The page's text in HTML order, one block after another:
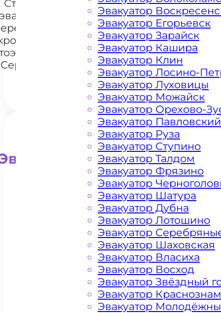
Стоимость
и
+7 985 222 99 01
для
Эвакуатор
Эвакуатор Егорьевск
Эвакуатор Зарайск
Эвакуатор Кашира
Эвакуатор Клин
Эвакуатор Лосино-
Эвакуатор Луховицы
Эвакуатор Можайск
Эвакуатор Орехово-
Эвакуатор
Эвакуатор Руза
Эвакуатор Ступино
Эвакуатор Талдом
Эвакуатор Фрязино
Эвакуатор
Эвакуатор Шатура
Эвакуатор Дубна
Эвакуатор Лотошино
Эвакуатор
Эвакуатор Шаховская
Эвакуатор Власиха
Эвакуатор Восход
Эвакуатор Звёздный
Эвакуатор
Эвакуатор